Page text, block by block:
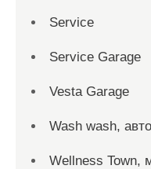
Service
Service Garage
Vesta Garage
Wash wash,
Wellness Town,